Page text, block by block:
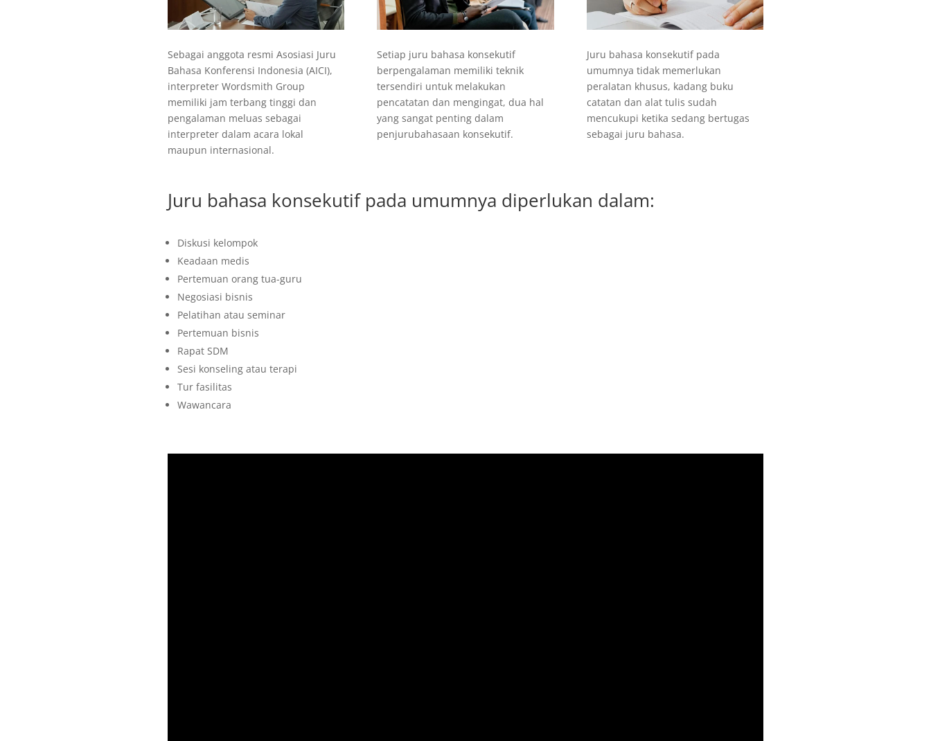
Sebagai anggota resmi Asosiasi Juru
Bahasa Konferensi Indonesia (AICI),
interpreter Wordsmith Group
memiliki jam terbang tinggi dan
pengalaman meluas sebagai
interpreter dalam acara lokal
maupun internasional.
Setiap juru bahasa konsekutif
berpengalaman memiliki teknik
tersendiri untuk melakukan
pencatatan dan mengingat, dua hal
yang sangat penting dalam
penjurubahasaan konsekutif.
Juru bahasa konsekutif pada
umumnya tidak memerlukan
peralatan khusus, kadang buku
catatan dan alat tulis sudah
mencukupi ketika sedang bertugas
sebagai juru bahasa.
Juru bahasa konsekutif pada umumnya diperlukan dalam:
Diskusi kelompok
Keadaan medis
Pertemuan orang tua-guru
Negosiasi bisnis
Pelatihan atau seminar
Pertemuan bisnis
Rapat SDM
Sesi konseling atau terapi
Tur fasilitas
Wawancara